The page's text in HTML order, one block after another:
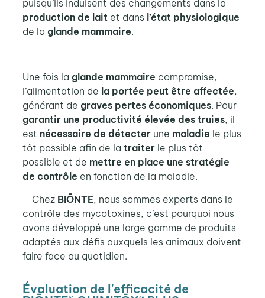
puisqu’ils induisent des changements dans la
production de laitet dans l’état physiologique
de la glande mammaire.
Une fois la glande mammaire compromise,
l’alimentation de la portée peut être affectée,
générant de graves pertes économiques. Pour
garantir une productivité élevée des truies, il
est nécessaire de détecterune maladie le plus
tôt possible afin de la traiterle plus tôt
possible et de mettre en place une stratégie
de contrôle en fonction de la maladie.
Chez BIŌNTE, nous sommes experts dans le
contrôle des mycotoxines, c’est pourquoi nous
avons développé une large gamme de produits
adaptés aux défis auxquels les animaux doivent
faire face au quotidien.
Évaluation de l'efficacité de